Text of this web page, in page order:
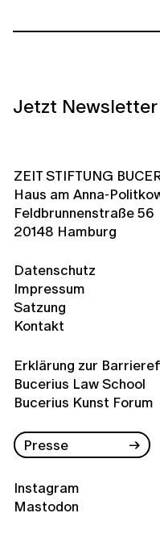
Jetzt
ZEIT STIFTUNG
Haus am Anna-
Feldbrunnenstraße 56
20148 Hamburg
Datenschutz
Impressum
Satzung
Kontakt
Erklärung zur
Bucerius Law School
Bucerius Kunst Forum
Presse
Instagram
Mastodon